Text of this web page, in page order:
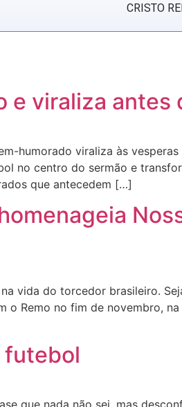
CRISTO
e viraliza
humorado viraliza às
no centro do sermão e
que antecedem […]
vida do torcedor brasileiro.
o Remo no fim de novembro,
futebol